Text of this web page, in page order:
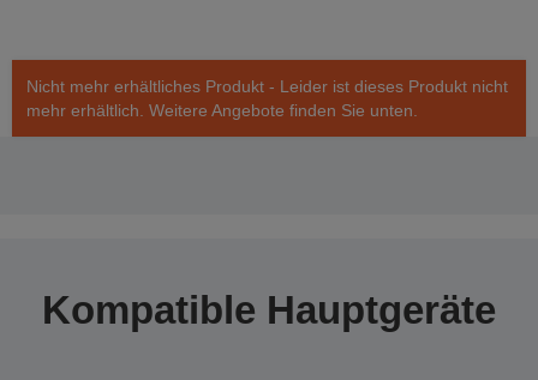
Nicht mehr erhältliches Produkt - Leider ist dieses Produkt nicht
mehr erhältlich. Weitere Angebote finden Sie unten.
Kompatible Hauptgeräte